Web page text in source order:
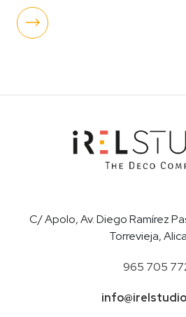
C/ Apolo, Av. Diego Ramírez
Torrevieja,
965 705